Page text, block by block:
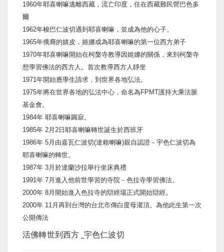
1960年耶喜喇嘛逃離西藏，流亡印度，住在西藏難民營巴色多
爾
1962年梭巴仁波切遇到耶喜喇嘛，並成為他的心子。
1965年俄裔的嬉皮，姬娜成為耶喜喇嘛的第一位西方弟子
1970年耶喜喇嘛開始在柯槃寺教導因姬娜的關係，來到柯槃寺
想學習佛法的西方人。首次教導西方人靜坐
1971年開始應學生請求，到世界各地弘法。
1975年將在世界各地的弘法中心，命名為FPMT護持大乘法脈
基金會。
1984年 耶喜喇嘛圓寂。
1985年 2月2日耶喜喇嘛轉世誕生於西班牙
1986年 5月由嘉瓦仁波切(達賴喇嘛)親自認證－宇色仁波切為
耶喜喇嘛的轉世。
1987年 3月於達蘭沙拉舉行坐床典禮
1991年 7月進入他前世學習的寺院－色拉寺學習佛法。
2000年 8月開始進入色拉寺的辯經場正式開始辯經。
2000年 11月再到台灣的台北市傳白度母灌頂。為他此生第一次
公開傳法
活佛轉世到西方 _宇色仁波切